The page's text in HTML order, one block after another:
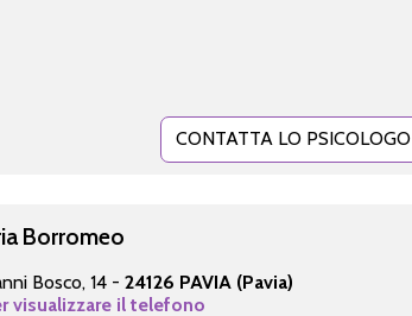
CONTATTA LO PSICOLOGO
Borromeo
Bosco, 14 - 24126 PAVIA (Pavia)
visualizzare il telefono